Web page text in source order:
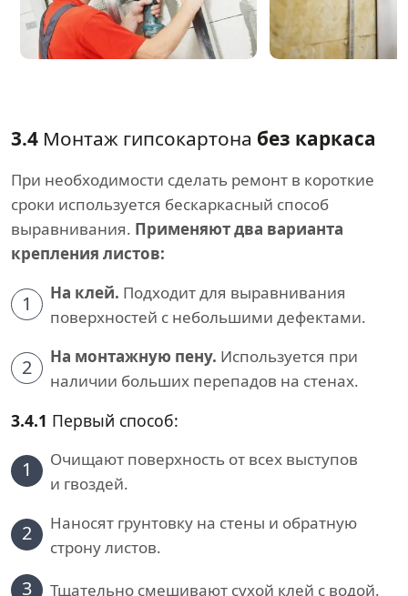
3.4 Монтаж гипсокартона без каркаса
При необходимости сделать ремонт в короткие
сроки используется бескаркасный способ
выравнивания. Применяют два варианта
крепления листов:
1 На клей. Подходит для выравнивания
поверхностей с небольшими дефектами.
2 На монтажную пену. Используется при
наличии больших перепадов на стенах.
3.4.1 Первый способ:
1
Очищают поверхность от всех выступов
и гвоздей.
2
Наносят грунтовку на стены и обратную
строну листов.
3 Тщательно смешивают сухой клей с водой.